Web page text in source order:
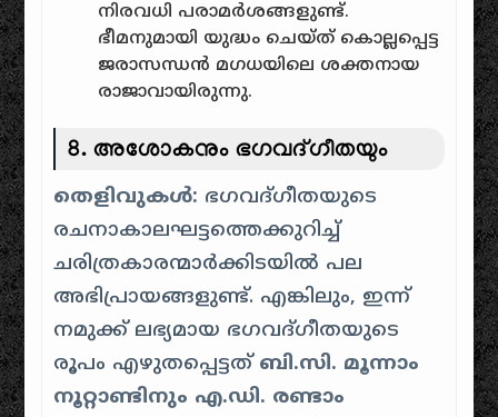
നിരവധി പരാമർശങ്ങളുണ്ട്.
ഭീമനുമായി യുദ്ധം ചെയ്ത് കൊല്ലപ്പെട്ട
ജരാസന്ധൻ മഗധയിലെ ശക്തനായ
രാജാവായിരുന്നു.
8. അശോകനും ഭഗവദ്ഗീതയും
തെളിവുകൾ: ഭഗവദ്ഗീതയുടെ
രചനാകാലഘട്ടത്തെക്കുറിച്ച്
ചരിത്രകാരന്മാർക്കിടയിൽ പല
അഭിപ്രായങ്ങളുണ്ട്. എങ്കിലും, ഇന്ന്
നമുക്ക് ലഭ്യമായ ഭഗവദ്ഗീതയുടെ
രൂപം എഴുതപ്പെട്ടത് ബി.സി. മൂന്നാം
നൂറ്റാണ്ടിനും എ.ഡി. രണ്ടാം